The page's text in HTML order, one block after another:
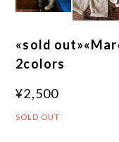
«sold
2colors
¥2,500
SOLD OUT